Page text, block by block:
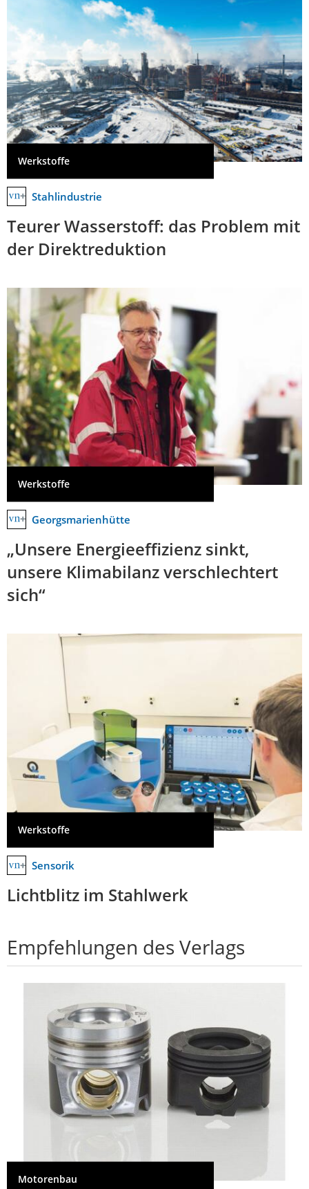
Werkstoffe
Stahlindustrie
Teurer Wasserstoff: das Problem mit
der Direktreduktion
Werkstoffe
Georgsmarienhütte
„Unsere Energieeffizienz sinkt,
unsere Klimabilanz verschlechtert
sich“
Werkstoffe
Sensorik
Lichtblitz im Stahlwerk
Empfehlungen des Verlags
Motorenbau